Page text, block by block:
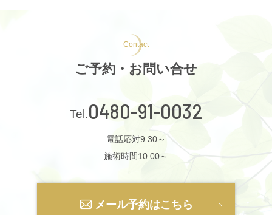
Contact
ご予約・お問い合せ
0480-91-0032
電話応対9:30～
施術時間10:00～
メール予約はこちら